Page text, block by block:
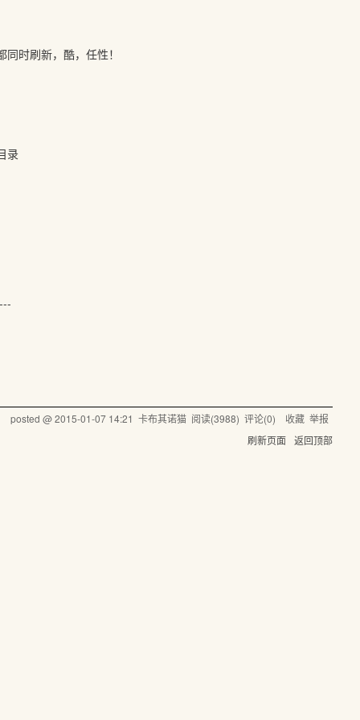
时刷新，酷，任性！
录
posted @2015-01-07 14:21 卡布其诺猫 阅读(3988) 评论(0) 收藏 举报
刷新页面
返回顶部